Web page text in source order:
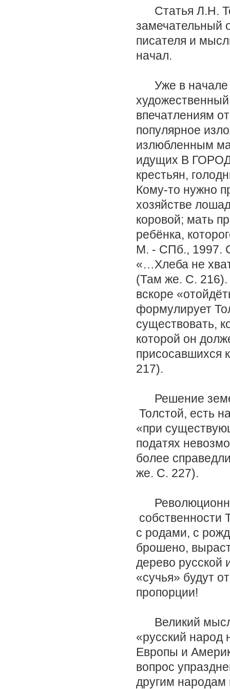
Статья Л.Н.
замечательный
писателя и
начал.
Уже в начале
впечатлениям
популярное
излюбленным
идущих В ГОРОД
крестьян,
Кому-то нужно
хозяйстве
коровой; мать
ребёнка,
М. - СПб., 1997.
«…Хлеба не
(Там же. С. 216).
вскоре
формулирует
существовать,
которой он
присосавшихся
217).
Решение
Толстой, есть
«при
податях
более
же. С. 227).
собственности
с родами, с
брошено,
дерево русской
«сучья» будут
пропорции!
Великий
«русский народ
Европы и
вопрос
другим народам